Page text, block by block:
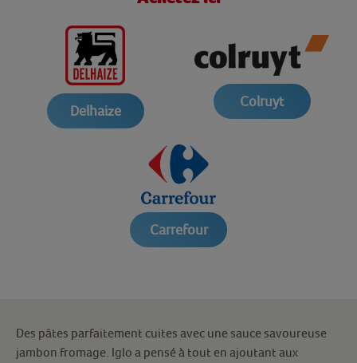
Delhaize
Colruyt
Carrefour
Des pâtes parfaitement cuites avec une sauce savoureuse
jambon fromage. Iglo a pensé à tout en ajoutant aux